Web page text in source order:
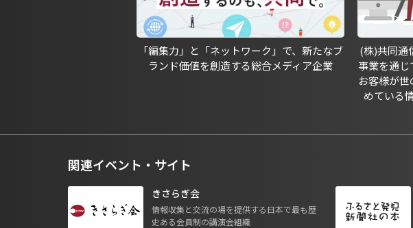
「編集力」と「ネットワーク」で、新たなブ
ランド価値を創造する総合メディア企業
(株)共同通
事業を通じ
お客様が
めている
関連イベント・サイト
きさらぎ会
情報収集と交流の場を提供する日本で最も歴
史ある会員制の講演会組織